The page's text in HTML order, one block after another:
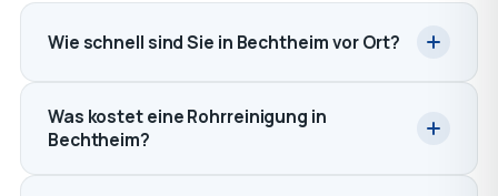
Wie schnell sind Sie in Bechtheim vor Ort?
Was kostet eine Rohrreinigung in
Bechtheim?